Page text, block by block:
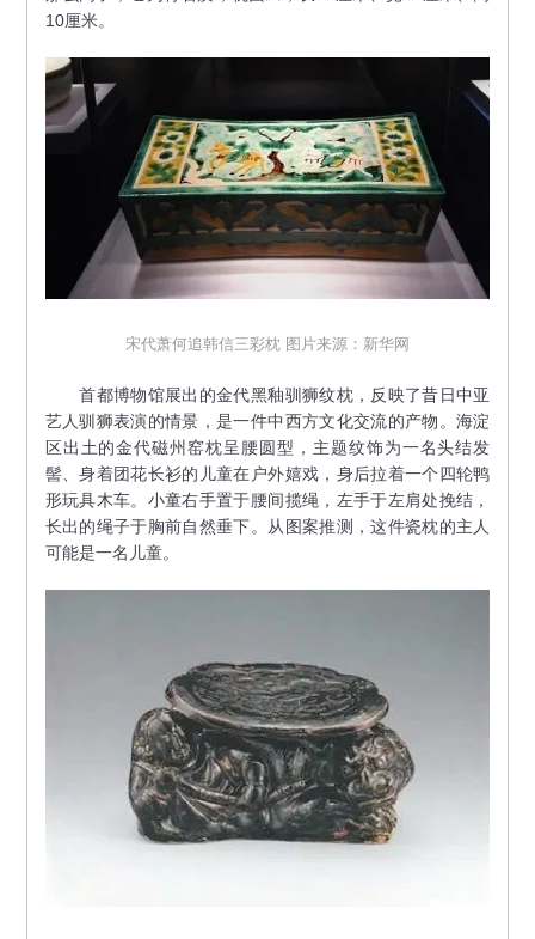
10厘米。
宋代萧何追韩信三彩枕 图片来源：新华网
首都博物馆展出的金代黑釉驯狮纹枕，反映了昔日中亚
艺人驯狮表演的情景，是一件中西方文化交流的产物。海淀
区出土的金代磁州窑枕呈腰圆型，主题纹饰为一名头结发
髻、身着团花长衫的儿童在户外嬉戏，身后拉着一个四轮鸭
形玩具木车。小童右手置于腰间揽绳，左手于左肩处挽结，
长出的绳子于胸前自然垂下。从图案推测，这件瓷枕的主人
可能是一名儿童。